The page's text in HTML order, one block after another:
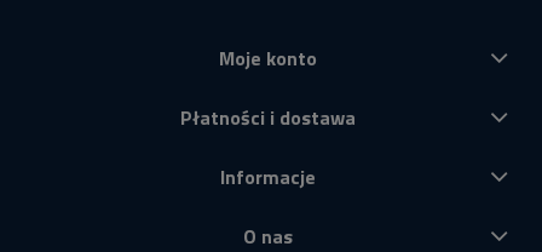
Moje konto
Płatności i dostawa
Informacje
O nas